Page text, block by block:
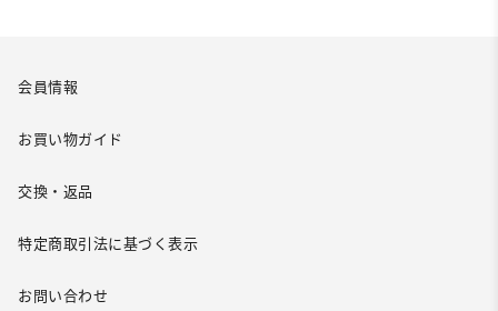
会員情報
お買い物ガイド
交換・返品
特定商取引法に基づく表示
お問い合わせ